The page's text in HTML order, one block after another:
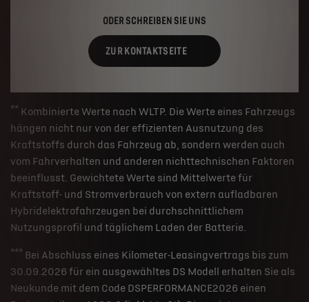
ODER SCHREIBEN SIE UNS
ZUR KONTAKTSEITE
** Kombinierte Werte nach WLTP. Die Werte eines Fahrzeugs
hängen nicht nur von der effizienten Ausnutzung des
Kraftstoffs durch das Fahrzeug ab, sondern werden auch
vom Fahrverhalten und anderen nichttechnischen Faktoren
beeinflusst. Gewichtete Werte sind Mittelwerte für
Kraftstoff- und Stromverbrauch von extern aufladbaren
Hybridelektrofahrzeugen bei durchschnittlichem
Nutzungsprofil und täglichem Laden der Batterie.
*** Bei Abschluss eines Kilometer-Leasingvertrags bis zum
30.09.2026 für ein ausgewähltes DS Modell erhalten Sie als
Neukunde mit dem Code DSPERFORMANCE2026 einen